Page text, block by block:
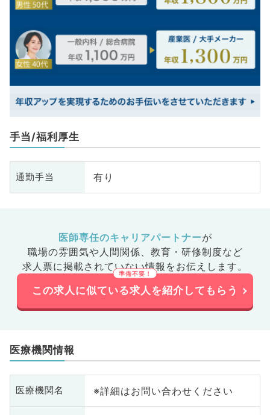
手当/福利厚生
通勤手当 有り
医師専任のキャリアパートナーが
職場の雰囲気や人間関係、 教育・研修制度など
求人票に掲載されていない情報をお伝えします。
この求人に似ている求人を紹介してもらう
医療機関情報
医療機関名 ※詳細はお問い合わせください